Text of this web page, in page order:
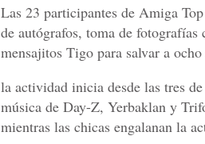
Las 23 participantes de Amiga
de autógrafos, toma de fotografías
mensajitos Tigo para salvar a
la actividad inicia desde las tres
música de Day-Z, Yerbaklan y
mientras las chicas engalanan la